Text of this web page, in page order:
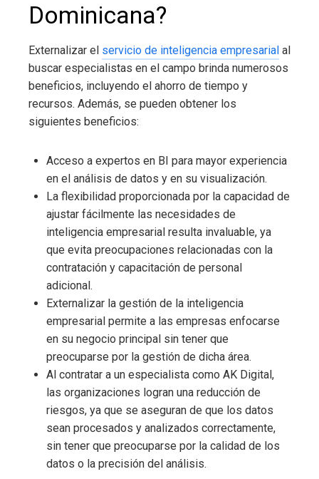
Dominicana?
Externalizar el servicio de inteligencia empresarial al
buscar especialistas en el campo brinda numerosos
beneficios, incluyendo el ahorro de tiempo y
recursos. Además, se pueden obtener los
siguientes beneficios:
Acceso a expertos en BI para mayor experiencia
en el análisis de datos y en su visualización.
La flexibilidad proporcionada por la capacidad de
ajustar fácilmente las necesidades de
inteligencia empresarial resulta invaluable, ya
que evita preocupaciones relacionadas con la
contratación y capacitación de personal
adicional.
Externalizar la gestión de la inteligencia
empresarial permite a las empresas enfocarse
en su negocio principal sin tener que
preocuparse por la gestión de dicha área.
Al contratar a un especialista como AK Digital,
las organizaciones logran una reducción de
riesgos, ya que se aseguran de que los datos
sean procesados y analizados correctamente,
sin tener que preocuparse por la calidad de los
datos o la precisión del análisis.